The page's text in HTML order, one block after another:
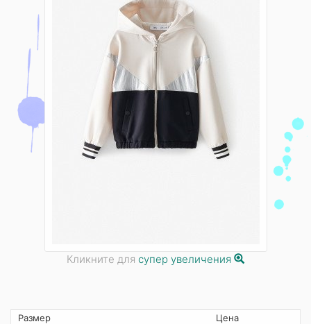
Кликните для супер увеличения
Размер Цена